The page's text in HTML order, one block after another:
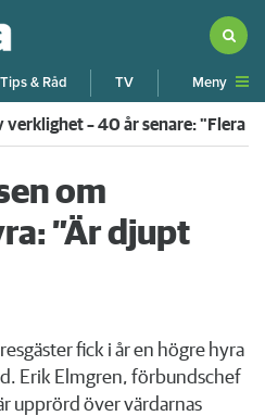
Tips & Råd TV Meny
verklighet – 40 år senare: "Flera
om
”Är djupt
fick i år en högre hyra
Erik Elmgren, förbundschef
upprörd över värdarnas